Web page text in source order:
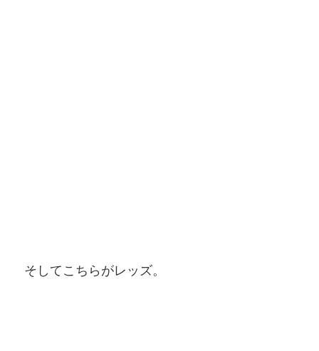
そしてこちらがレッズ。